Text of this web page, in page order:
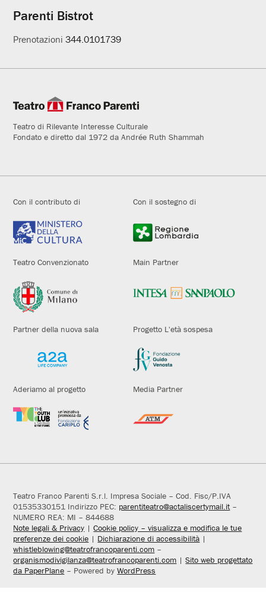
Parenti Bistrot
Prenotazioni344.0101739
Teatro di Rilevante Interesse Culturale
Fondato e diretto dal 1972 da Andrée Ruth Shammah
Con il contributo di Con il sostegno di
Teatro Convenzionato Main Partner
Partner della nuova sala Progetto L'età sospesa
Aderiamo al progetto Media Partner
Teatro Franco Parenti S.r.l. Impresa Sociale – Cod. Fisc/P.IVA
01535330151 Indirizzo PEC: parentiteatro@actaliscertymail.it–
NUMERO REA: MI – 844688
Note legali & Privacy |Cookie policy – visualizza e modifica le tue
preferenze dei cookie | Dichiarazione di accessibilità |
whistleblowing@teatrofrancoparenti.com –
organismodivigilanza@teatrofrancoparenti.com |Sito web progettato
da PaperPlane – Powered byWordPress